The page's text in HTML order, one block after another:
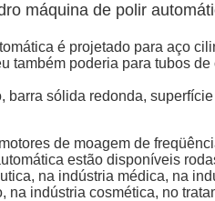
máquina de polir
é projetado para aço
também poderia para tubos
barra sólida redonda,
de moagem de
estão disponíveis
na indústria médica, na
indústria cosmética, no